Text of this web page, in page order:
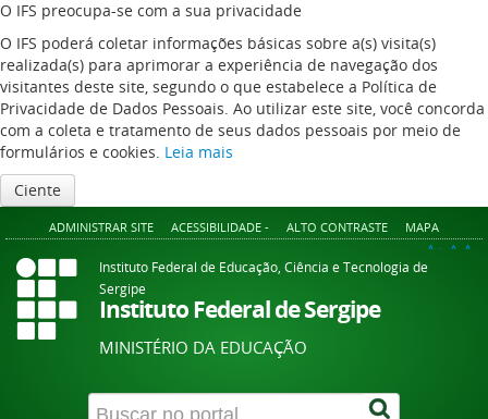
O IFS preocupa-se com a sua privacidade
O IFS poderá coletar informações básicas sobre a(s) visita(s)
realizada(s) para aprimorar a experiência de navegação dos
visitantes deste site, segundo o que estabelece a Política de
Privacidade de Dados Pessoais. Ao utilizar este site, você concorda
com a coleta e tratamento de seus dados pessoais por meio de
formulários e cookies. Leia mais
Ciente
ADMINISTRAR SITE ACESSIBILIDADE - ALTO CONTRASTE MAPA
A+ A A-
Instituto Federal de Educação, Ciência e Tecnologia de
Sergipe
Instituto Federal de Sergipe
MINISTÉRIO DA EDUCAÇÃO